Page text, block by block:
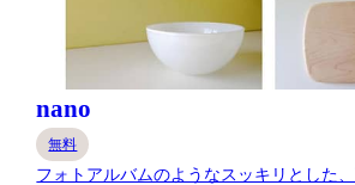
nano
無料
フォトアルバムのようなスッキリとした